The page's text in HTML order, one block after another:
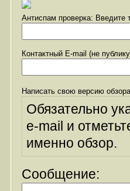
Антиспам проверка: Введите
Контактный E-mail (не
Написать свою версию
Обязательно
e-mail и
именно обзор.
Сообщение: